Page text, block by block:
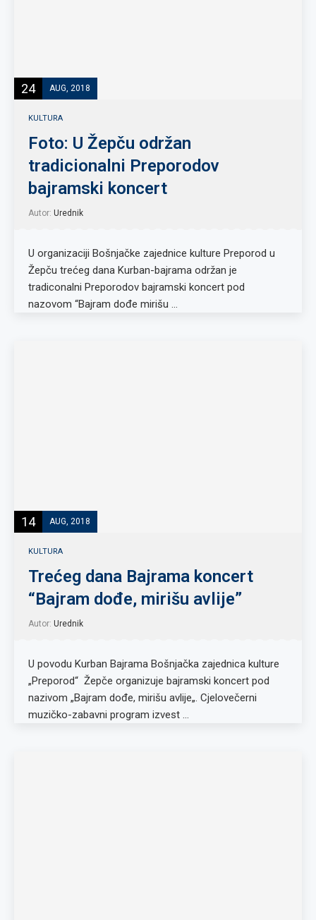
24 AUG, 2018
KULTURA
Foto: U Žepču održan
tradicionalni Preporodov
bajramski koncert
Autor: Urednik
U organizaciji Bošnjačke zajednice kulture Preporod u
Žepču trećeg dana Kurban-bajrama održan je
tradiconalni Preporodov bajramski koncert pod
nazovom “Bajram dođe mirišu …
14 AUG, 2018
KULTURA
Trećeg dana Bajrama koncert
“Bajram dođe, mirišu avlije”
Autor: Urednik
U povodu Kurban Bajrama Bošnjačka zajednica kulture
„Preporod“ Žepče organizuje bajramski koncert pod
nazivom „Bajram dođe, mirišu avlije„. Cjelovečerni
muzičko-zabavni program izvest …